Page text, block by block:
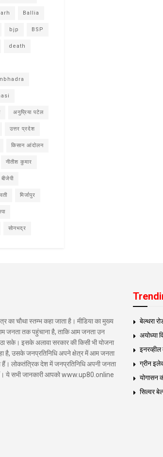
Ballia
bjp BSP
death
अनुप्रिया पटेल
उत्तर प्रदेश
किसान आंदोलन
नीतीश कुमार
बीजेपी
मिर्जापुर
सोनभद्र
का चौथा स्तम्भ कहा जाता है। मीडिया का मुख्य
जनता तक पहुंचाना है, ताकि आम जनता उन
सके। इसके अलावा सरकार की किसी भी योजना
है, उसके जनप्रतिनिधि अपने क्षेत्र में आम जनता
लोकतंत्रिक देश में जनप्रतिनिधि अपनी जनता
ये सभी जानकारी आपको www.up80.online
बेल्थरा
अयोध्या
इनरव्हील
ग्रीन
योगासन
सिल्वर